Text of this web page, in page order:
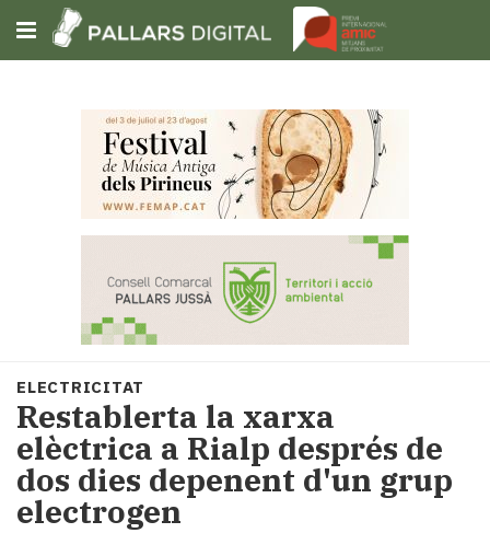
Subscriu-t'hi
Portada
Societat
Política
i
municipis
Economia
i
ELECTRICITAT
Restablerta la xarxa
elèctrica a Rialp després de
dos dies depenent d'un grup
electrogen